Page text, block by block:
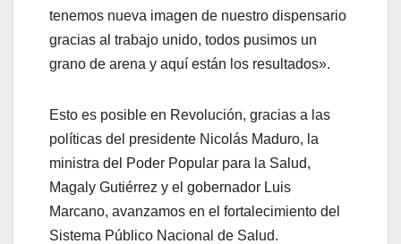
tenemos nueva imagen de nuestro dispensario
gracias al trabajo unido, todos pusimos un
grano de arena y aquí están los resultados».
Esto es posible en Revolución, gracias a las
políticas del presidente Nicolás Maduro, la
ministra del Poder Popular para la Salud,
Magaly Gutiérrez y el gobernador Luis
Marcano, avanzamos en el fortalecimiento del
Sistema Público Nacional de Salud.